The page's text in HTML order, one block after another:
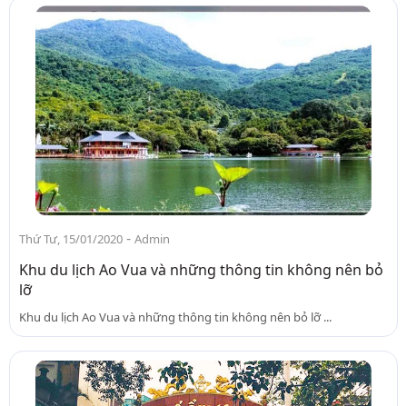
Thứ Tư, 15/01/2020 - Admin
Khu du lịch Ao Vua và những thông tin không nên bỏ
lỡ
Khu du lịch Ao Vua và những thông tin không nên bỏ lỡ ...